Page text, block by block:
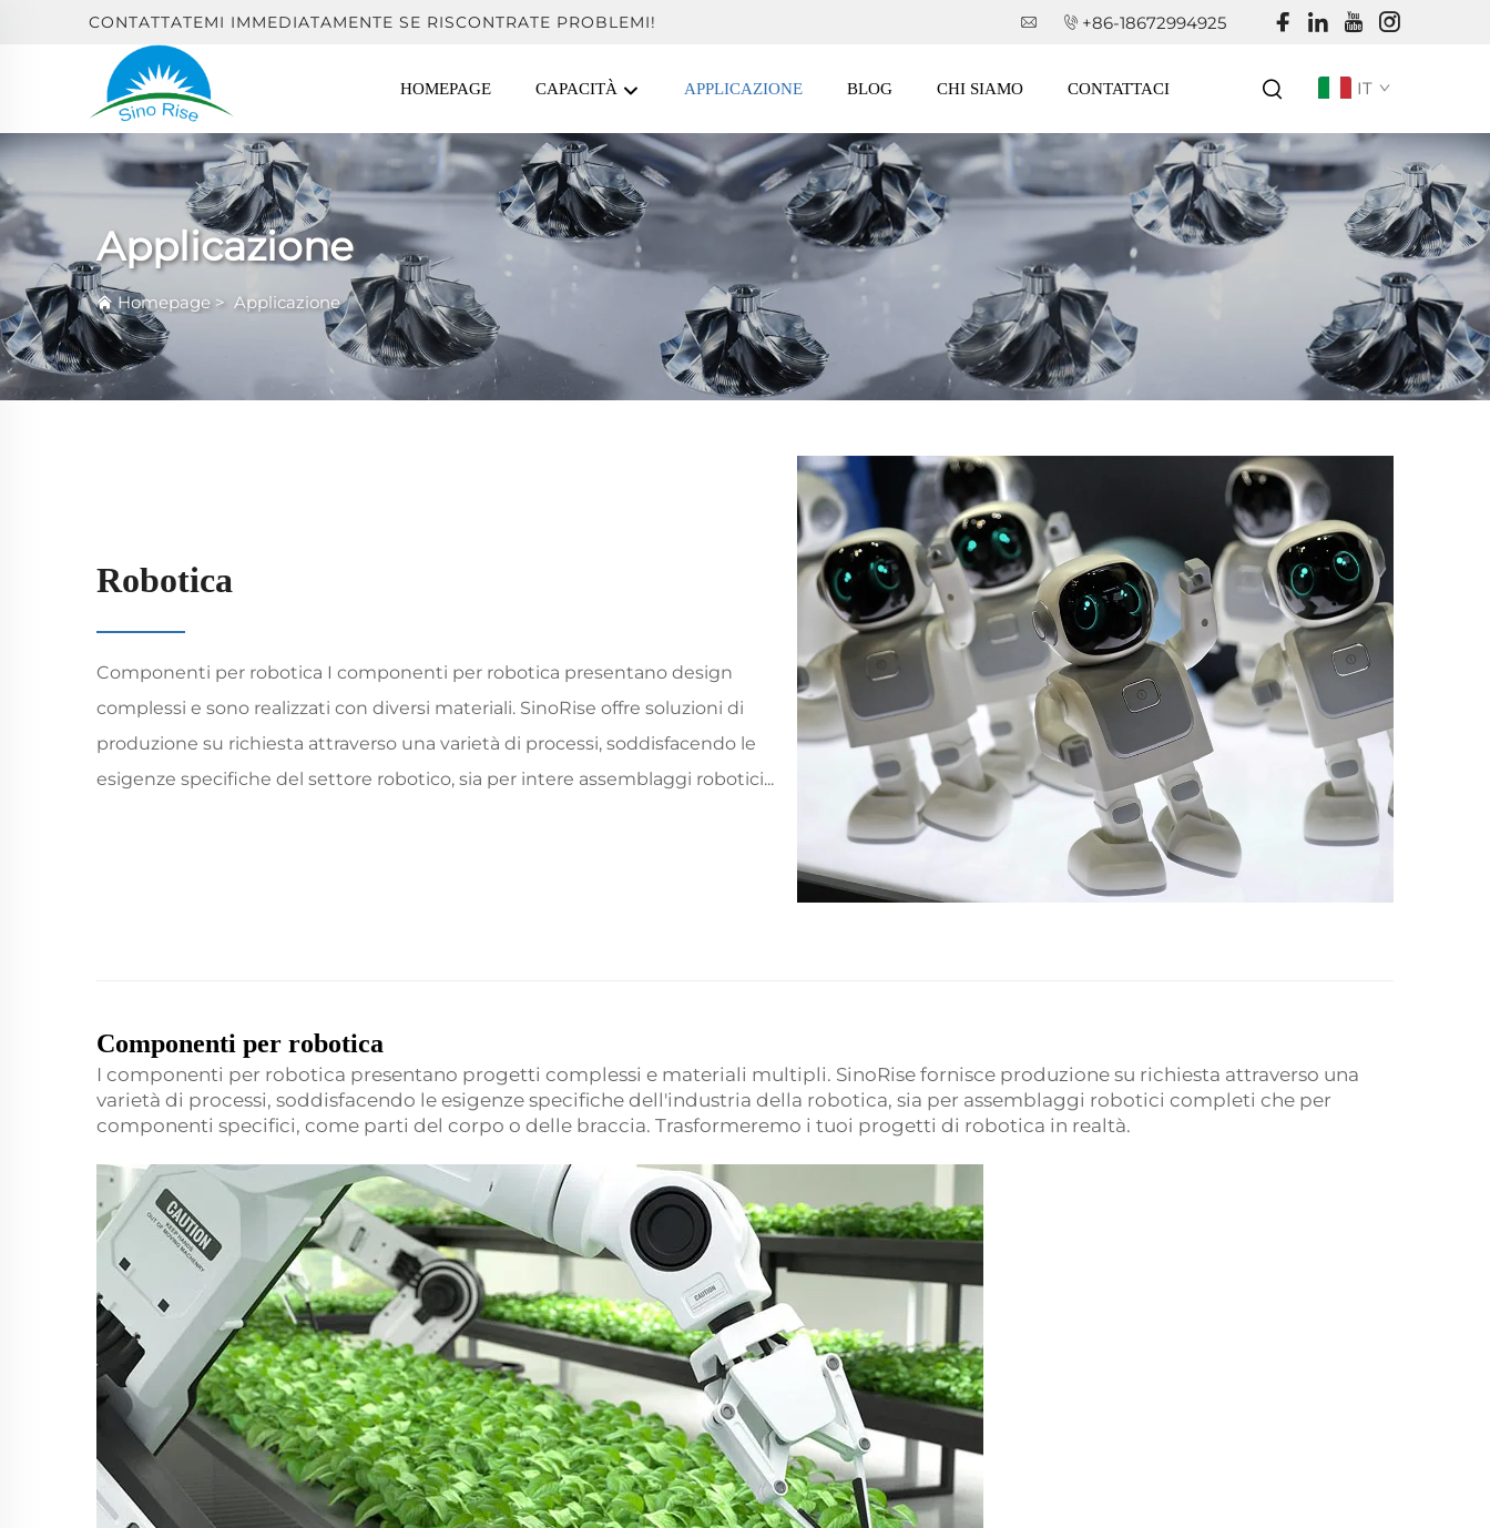
CONTATTATEMI IMMEDIATAMENTE SE RISCONTRATE PROBLEMI! +86-18672994925
HOMEPAGE CAPACITÀ APPLICAZIONE BLOG CHI SIAMO CONTATTACI IT
Applicazione
Homepage > Applicazione
Robotica
Componenti per robotica I componenti per robotica presentano design
complessi e sono realizzati con diversi materiali. SinoRise offre soluzioni di
produzione su richiesta attraverso una varietà di processi, soddisfacendo le
esigenze specifiche del settore robotico, sia per intere assemblaggi robotici...
Componenti per robotica
I componenti per robotica presentano progetti complessi e materiali multipli. SinoRise fornisce produzione su richiesta attraverso una
varietà di processi, soddisfacendo le esigenze specifiche dell'industria della robotica, sia per assemblaggi robotici completi che per
componenti specifici, come parti del corpo o delle braccia. Trasformeremo i tuoi progetti di robotica in realtà.